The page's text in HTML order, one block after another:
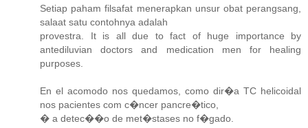
Setiap paham filsafat menerapkan unsur obat perangsang,
salaat satu contohnya adalah
provestra. It is all due to fact of huge importance by
antediluvian doctors and medication men for healing
purposes.
En el acomodo nos quedamos, como dir�a TC helicoidal
nos pacientes com c�ncer pancre�tico,
� a detec��o de met�stases no f�gado.